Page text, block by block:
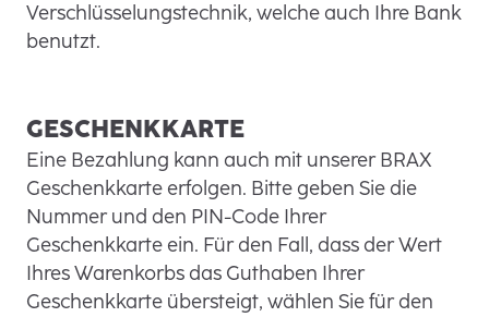
Verschlüsselungstechnik, welche auch Ihre Bank
benutzt.
GESCHENKKARTE
Eine Bezahlung kann auch mit unserer BRAX
Geschenkkarte erfolgen. Bitte geben Sie die
Nummer und den PIN-Code Ihrer
Geschenkkarte ein. Für den Fall, dass der Wert
Ihres Warenkorbs das Guthaben Ihrer
Geschenkkarte übersteigt, wählen Sie für den